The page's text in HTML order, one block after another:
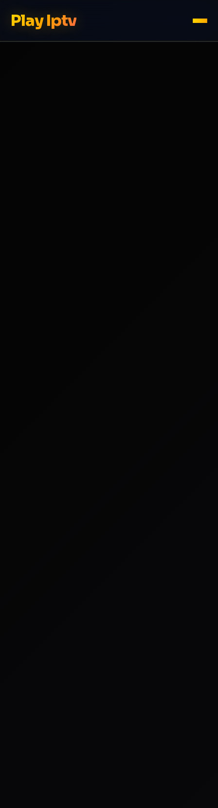
Play Iptv